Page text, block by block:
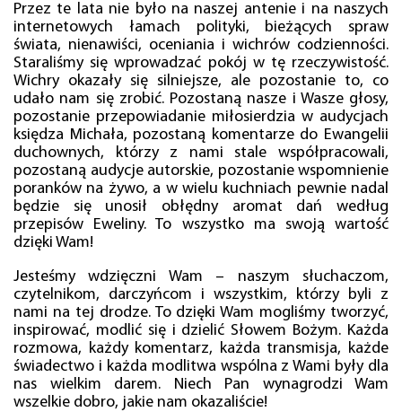
Przez te lata nie było na naszej antenie i na naszych
internetowych łamach polityki, bieżących spraw
świata, nienawiści, oceniania i wichrów codzienności.
Staraliśmy się wprowadzać pokój w tę rzeczywistość.
Wichry okazały się silniejsze, ale pozostanie to, co
udało nam się zrobić. Pozostaną nasze i Wasze głosy,
pozostanie przepowiadanie miłosierdzia w audycjach
księdza Michała, pozostaną komentarze do Ewangelii
duchownych, którzy z nami stale współpracowali,
pozostaną audycje autorskie, pozostanie wspomnienie
poranków na żywo, a w wielu kuchniach pewnie nadal
będzie się unosił obłędny aromat dań według
przepisów Eweliny. To wszystko ma swoją wartość
dzięki Wam!
Jesteśmy wdzięczni Wam – naszym słuchaczom,
czytelnikom, darczyńcom i wszystkim, którzy byli z
nami na tej drodze. To dzięki Wam mogliśmy tworzyć,
inspirować, modlić się i dzielić Słowem Bożym. Każda
rozmowa, każdy komentarz, każda transmisja, każde
świadectwo i każda modlitwa wspólna z Wami były dla
nas wielkim darem. Niech Pan wynagrodzi Wam
wszelkie dobro, jakie nam okazaliście!